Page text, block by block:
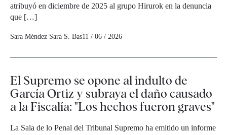
atribuyó en diciembre de 2025 al grupo Hirurok en la denuncia
que […]
Sara Méndez Sara S. Bas11 / 06 / 2026
El Supremo se opone al indulto de
García Ortiz y subraya el daño causado
a la Fiscalía: "Los hechos fueron graves"
La Sala de lo Penal del Tribunal Supremo ha emitido un informe